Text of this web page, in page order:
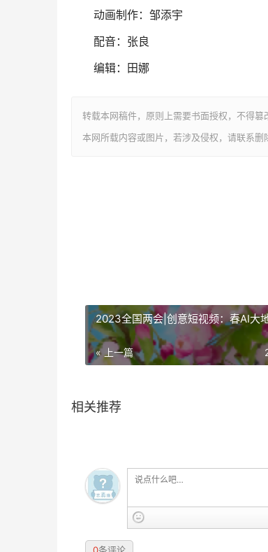
动画制作：邹添宇
配音：张良
编辑：田娜
转载本网稿件，原则上需要书面授权，不得篡
本网所载内容或图片，若涉及侵权，请联系删
2023全国两会|创意短视频：春AI大
« 上一篇
相关推荐